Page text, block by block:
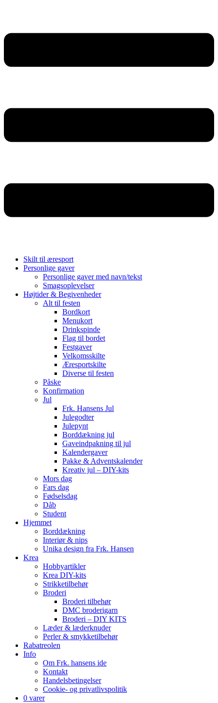
Skilt til æresport
Personlige gaver
Personlige gaver med navn/tekst
Smagsoplevelser
Højtider & Begivenheder
Alt til festen
Bordkort
Menukort
Drinkspinde
Flag til bordet
Festgaver
Velkomsskilte
Æresportskilte
Diverse til festen
Påske
Konfirmation
Jul
Frk. Hansens Jul
Julegodter
Julepynt
Borddækning jul
Gaveindpakning til jul
Kalendergaver
Pakke & Adventskalender
Kreativ jul – DIY-kits
Mors dag
Fars dag
Fødselsdag
Dåb
Student
Hjemmet
Borddækning
Interiør & nips
Unika design fra Frk. Hansen
Krea
Hobbyartikler
Krea DIY-kits
Strikketilbehør
Broderi
Broderi tilbehør
DMC broderigarn
Broderi – DIY KITS
Læder & læderknuder
Perler & smykketilbehør
Rabatreolen
Info
Om Frk. hansens ide
Kontakt
Handelsbetingelser
Cookie- og privatlivspolitik
0 varer